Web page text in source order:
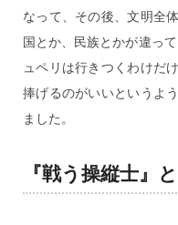
なって、その後、文明全
国とか、民族とかが違っ
ュペリは行きつくわけだ
捧げるのがいいというよ
ました。
『戦う操縦士』